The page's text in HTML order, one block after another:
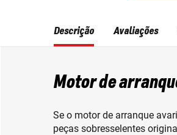
Descrição
Motor de
Se o motor de arranque
peças sobresselentes
Avaliações